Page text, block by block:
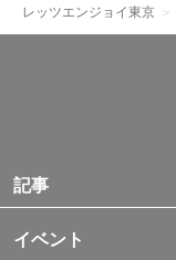
レッツエンジョイ東京
記事
イベント